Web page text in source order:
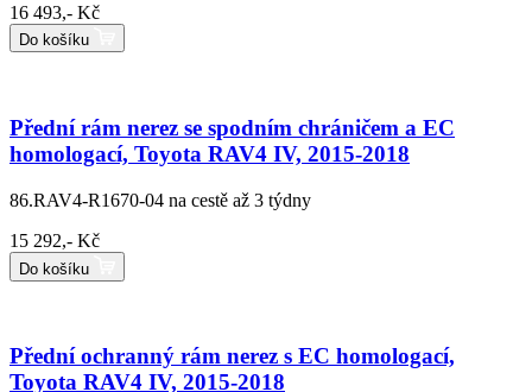
16 493,- Kč
Do košíku
Přední rám nerez se spodním chráničem a EC
homologací, Toyota RAV4 IV, 2015-2018
86.RAV4-R1670-04 na cestě až 3 týdny
15 292,- Kč
Do košíku
Přední ochranný rám nerez s EC homologací,
Toyota RAV4 IV, 2015-2018